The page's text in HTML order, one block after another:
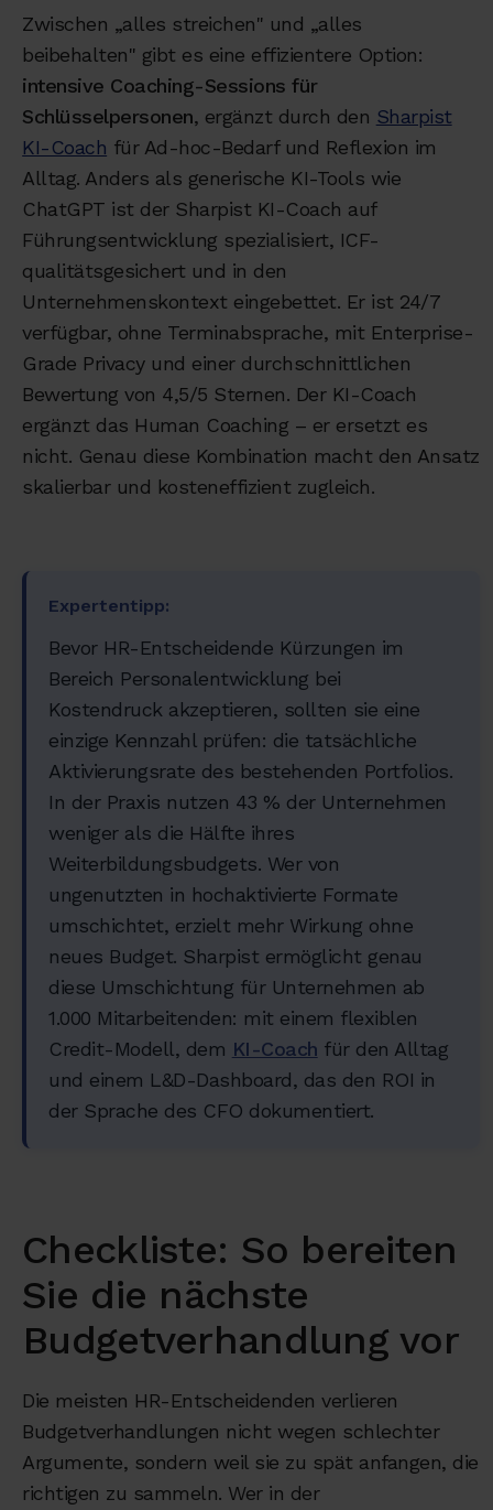
Zwischen „alles streichen" und „alles
beibehalten" gibt es eine effizientere Option:
intensive Coaching-Sessions für
Schlüsselpersonen, ergänzt durch den Sharpist
KI-Coach für Ad-hoc-Bedarf und Reflexion im
Alltag. Anders als generische KI-Tools wie
ChatGPT ist der Sharpist KI-Coach auf
Führungsentwicklung spezialisiert, ICF-
qualitätsgesichert und in den
Unternehmenskontext eingebettet. Er ist 24/7
verfügbar, ohne Terminabsprache, mit Enterprise-
Grade Privacy und einer durchschnittlichen
Bewertung von 4,5/5 Sternen. Der KI-Coach
ergänzt das Human Coaching – er ersetzt es
nicht. Genau diese Kombination macht den Ansatz
skalierbar und kosteneffizient zugleich.
Expertentipp:
Bevor HR-Entscheidende Kürzungen im
Bereich Personalentwicklung bei
Kostendruck akzeptieren, sollten sie eine
einzige Kennzahl prüfen: die tatsächliche
Aktivierungsrate des bestehenden Portfolios.
In der Praxis nutzen 43 % der Unternehmen
weniger als die Hälfte ihres
Weiterbildungsbudgets. Wer von
ungenutzten in hochaktivierte Formate
umschichtet, erzielt mehr Wirkung ohne
neues Budget. Sharpist ermöglicht genau
diese Umschichtung für Unternehmen ab
1.000 Mitarbeitenden: mit einem flexiblen
Credit-Modell, dem KI-Coach für den Alltag
und einem L&D-Dashboard, das den ROI in
der Sprache des CFO dokumentiert.
Checkliste: So bereiten
Sie die nächste
Budgetverhandlung vor
Die meisten HR-Entscheidenden verlieren
Budgetverhandlungen nicht wegen schlechter
Argumente, sondern weil sie zu spät anfangen, die
richtigen zu sammeln. Wer in der